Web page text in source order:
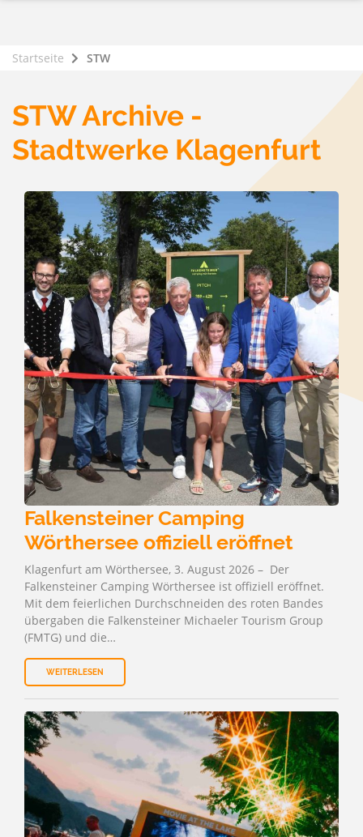
Startseite STW
STW Archive -
Stadtwerke Klagenfurt
Falkensteiner Camping
Wörthersee offiziell eröffnet
Klagenfurt am Wörthersee, 3. August 2026 – Der
Falkensteiner Camping Wörthersee ist offiziell eröffnet.
Mit dem feierlichen Durchschneiden des roten Bandes
übergaben die Falkensteiner Michaeler Tourism Group
(FMTG) und die…
WEITERLESEN